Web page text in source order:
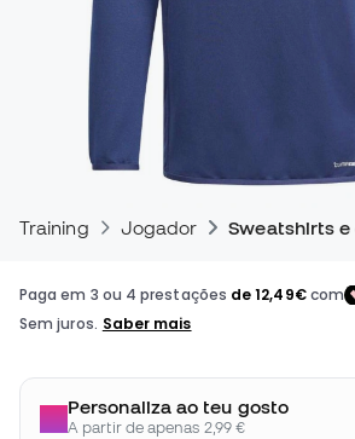
Training Jogador Sweatshirts
Personaliza ao teu gosto
A partir de apenas 2,99 €